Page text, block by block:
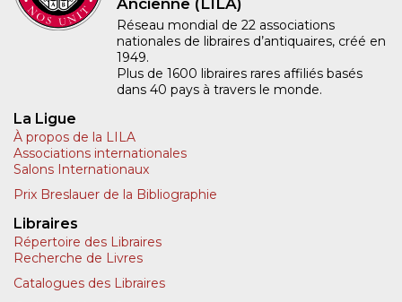
Réseau mondial de 22 associations
nationales de libraires d’antiquaires, créé en
1949.
Plus de 1600 libraires rares affiliés basés
dans 40 pays à travers le monde.
La Ligue
À propos de la LILA
Associations internationales
Salons Internationaux
Prix Breslauer de la Bibliographie
Libraires
Répertoire des Libraires
Recherche de Livres
Catalogues des Libraires